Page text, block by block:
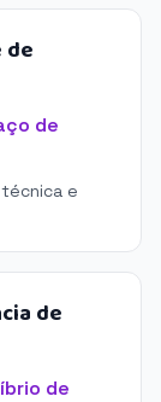
de
de
e
de
de